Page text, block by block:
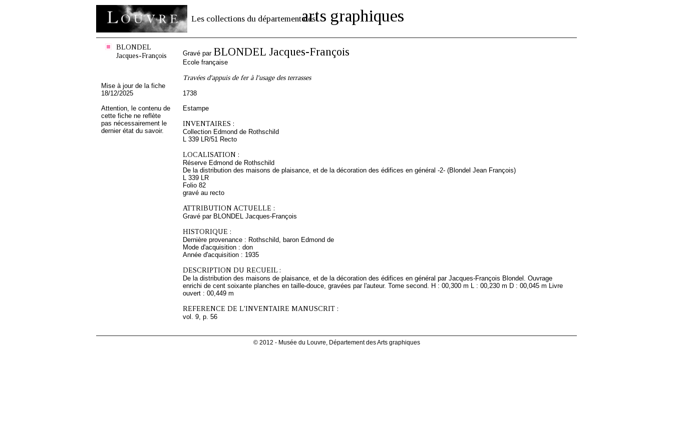
Les collections du département desarts graphiques
BLONDEL
Jacques-François
Mise à jour de la fiche
18/12/2025
Attention, le contenu de
cette fiche ne reflète
pas nécessairement le
dernier état du savoir.
Gravé par BLONDEL Jacques-François
Ecole française
Travées d'appuis de fer à l'usage des terrasses
1738
Estampe
INVENTAIRES :
Collection Edmond de Rothschild
L 339 LR/51 Recto
LOCALISATION :
Réserve Edmond de Rothschild
De la distribution des maisons de plaisance, et de la décoration des édifices en général -2- (Blondel Jean François)
L 339 LR
Folio 82
gravé au recto
ATTRIBUTION ACTUELLE :
Gravé par BLONDEL Jacques-François
HISTORIQUE :
Dernière provenance : Rothschild, baron Edmond de
Mode d'acquisition : don
Année d'acquisition : 1935
DESCRIPTION DU RECUEIL :
De la distribution des maisons de plaisance, et de la décoration des édifices en général par Jacques-François Blondel. Ouvrage
enrichi de cent soixante planches en taille-douce, gravées par l'auteur. Tome second. H : 00,300 m L : 00,230 m D : 00,045 m Livre
ouvert : 00,449 m
REFERENCE DE L'INVENTAIRE MANUSCRIT :
vol. 9, p. 56
© 2012 - Musée du Louvre, Département des Arts graphiques